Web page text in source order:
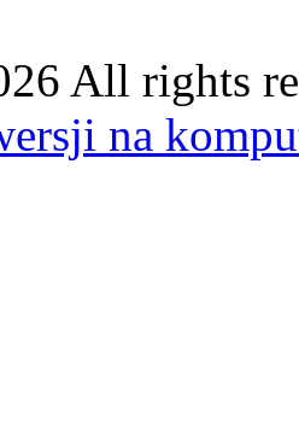
All rights
na